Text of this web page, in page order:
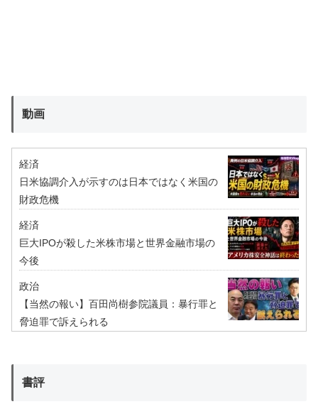
動画
経済
日米協調介入が示すのは日本ではなく米国の
財政危機
経済
巨大IPOが殺した米株市場と世界金融市場の
今後
政治
【当然の報い】百田尚樹参院議員：暴行罪と
脅迫罪で訴えられる
書評